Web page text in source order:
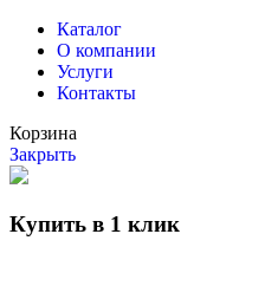
Каталог
О компании
Услуги
Контакты
Корзина
Закрыть
Купить в 1 клик